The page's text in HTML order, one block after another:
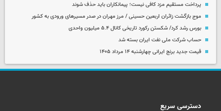
پرداخت مستقیم مزد کافی نیست؛ پیمانکاران باید حذف شوند
موج بازگشت زائران اربعین حسینی / مرز مهران در صدر مسیرهای ورودی به کشور
بورس رشد کرد/ شکستن رکورد تاریخی کانال ۵.۴ میلیون واحدی
حساب‌ شرکت ملی نفت ایران بسته شد
قیمت جدید برنج ایرانی چهارشنبه ۱۴ مرداد ۱۴۰۵
دسترسی سریع